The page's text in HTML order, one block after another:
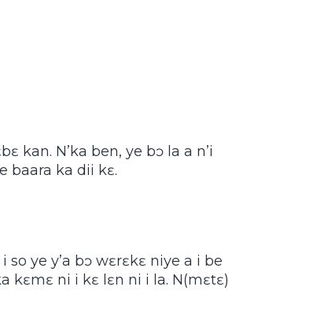
kan. N’ka ben, ye bɔ la a n’i
baara ka dii kɛ.
so ye y’a bɔ wɛrɛkɛ niye a i be
kɛmɛ ni i kɛ lɛn ni i la. N(mɛtɛ)